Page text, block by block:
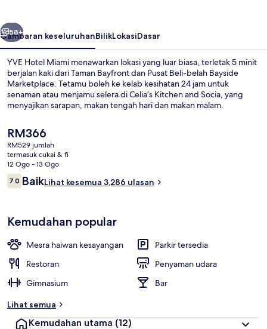
Seterusnya
58+
Gambaran keseluruhanBilikLokasiDasar
YVE Hotel Miami menawarkan lokasi yang luar biasa, terletak 5 minit
berjalan kaki dari Taman Bayfront dan Pusat Beli-belah Bayside
Marketplace. Tetamu boleh ke kelab kesihatan 24 jam untuk
senaman atau menjamu selera di Celia’s Kitchen and Socia, yang
menyajikan sarapan, makan tengah hari dan makan malam.
Miami hanya mengambil masa 10 minit untuk tiba dengan berjalan
kaki. Kakitangan dan lokasi mendapat pujian daripada pengembara
lain. Hartanah ini terletak berdekatan dengan pengangkutan awam:
jarak Stesen First Street Metromover ialah 3 minit dan Stesen
College-Bayside Metromover ialah 4 minit.
Harga
semasa
ialah
RM366
RM366
RM529 jumlah
termasuk cukai & fi
12 Ogo - 13 Ogo
Ulasan
7.07.0 daripada 10
BaikLihat kesemua 3,286 ulasan
Kemudahan popular
Mesra haiwan kesayangan
Parkir tersedia
Restoran
Penyaman udara
Gimnasium
Bar
Lihat semua
Kemudahan utama (12)